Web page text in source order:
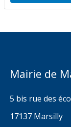
Mairie de
5 bis rue des
17137 Marsilly